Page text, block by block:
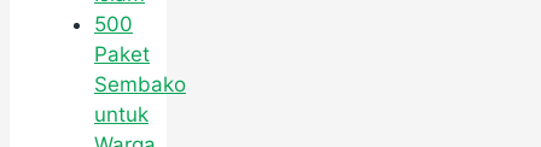
500
Paket
Sembako
untuk